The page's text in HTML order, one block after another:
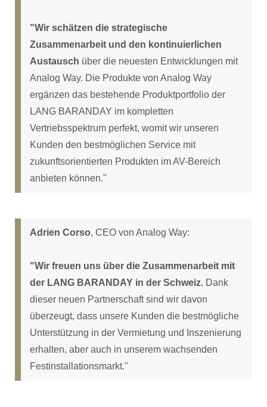
"Wir schätzen die strategische
Zusammenarbeit und den kontinuierlichen
Austausch über die neuesten Entwicklungen mit
Analog Way. Die Produkte von Analog Way
ergänzen das bestehende Produktportfolio der
LANG BARANDAY im kompletten
Vertriebsspektrum perfekt, womit wir unseren
Kunden den bestmöglichen Service mit
zukunftsorientierten Produkten im AV-Bereich
anbieten können."
Adrien Corso, CEO von Analog Way:
"Wir freuen uns über die Zusammenarbeit mit
der LANG BARANDAY in der Schweiz. Dank
dieser neuen Partnerschaft sind wir davon
überzeugt, dass unsere Kunden die bestmögliche
Unterstützung in der Vermietung und Inszenierung
erhalten, aber auch in unserem wachsenden
Festinstallationsmarkt."